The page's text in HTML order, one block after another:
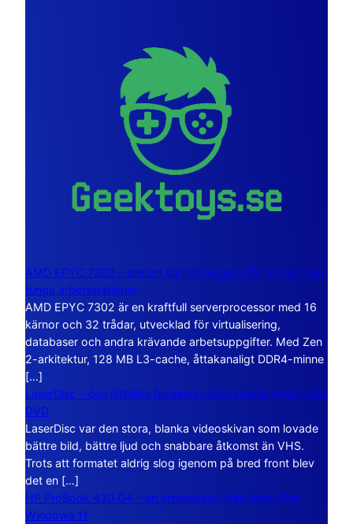
AMD EPYC 7302 – sexton kärnor byggda för servrar och
tunga arbetsstationer
AMD EPYC 7302 är en kraftfull serverprocessor med 16
kärnor och 32 trådar, utvecklad för virtualisering,
databaser och andra krävande arbetsuppgifter. Med Zen
2-arkitektur, 128 MB L3-cache, åttakanaligt DDR4-minne
[…]
LaserDisc – den jättelika filmskivan som visade vägen mot
DVD
LaserDisc var den stora, blanka videoskivan som lovade
bättre bild, bättre ljud och snabbare åtkomst än VHS.
Trots att formatet aldrig slog igenom på bred front blev
det en […]
HP ProBook 430 G4 – en arbetsdator från tiden före
Windows 11